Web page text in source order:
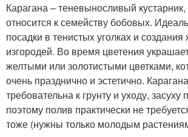
Карагана – теневыносливый
относится к семейству бобовых.
посадки в тенистых уголках и
изгородей. Во время цветения
желтыми или золотистыми цветками,
очень празднично и эстетично.
требовательна к грунту и уходу, засуху
поэтому полив практически не
тоже (нужны только молодым